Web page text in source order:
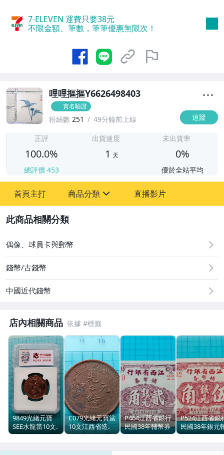
7-ELEVEN 運費只要38元
不限金額、筆數，筆筆優惠無限次！
哩哩摳摳Y6626498403
實名驗證
粉絲數 251 49分鐘前上線 追蹤
正評
100.0%
總評價 453
出貨速度
1 天
未出貨率
0%
優於全站平均
首頁主打 商品分類
古董、藝術與礦石
偶像、球員卡與郵幣
直播影片
偶像、球員卡與郵幣
錢幣/古錢幣
中國近代錢幣
店內相關商品
9849光緒元寶
SEE水龍當10文.
江西省造.華夏
C079光緒元寶當
10文江西省造.
水龍(逆背)
P464江西省銀行
民國38年輔幣券
銀元貳角2角.98
P524江西省銀
民國38年銀元
幣券伍角.少.98